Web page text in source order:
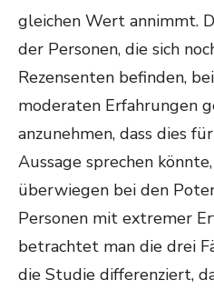
gleichen Wert annimmt.
der Personen, die sich
Rezensenten befinden,
moderaten Erfahrungen
anzunehmen, dass dies
Aussage sprechen
überwiegen bei den
Personen mit extremer
betrachtet man die drei
die Studie differenziert,